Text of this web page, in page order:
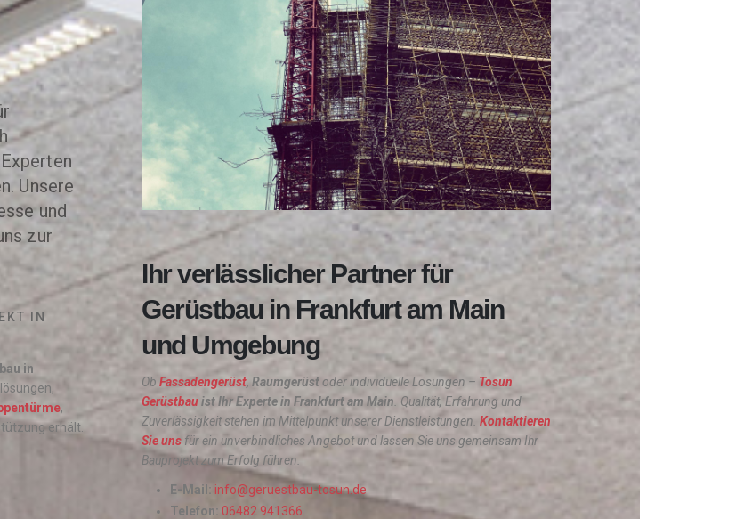
Unsere
und
zur
IN
in
,
erhält.
Ihr verlässlicher Partner für
Gerüstbau in Frankfurt am Main
und Umgebung
Ob Fassadengerüst, Raumgerüstoder individuelle Lösungen – Tosun
Gerüstbauist Ihr Experte in Frankfurt am Main . Qualität, Erfahrung und
Zuverlässigkeit stehen im Mittelpunkt unserer Dienstleistungen. Kontaktieren
Sie uns für ein unverbindliches Angebot und lassen Sie uns gemeinsam Ihr
Bauprojekt zum Erfolg führen.
E-Mail: info@geruestbau-tosun.de
Telefon: 06482 941366